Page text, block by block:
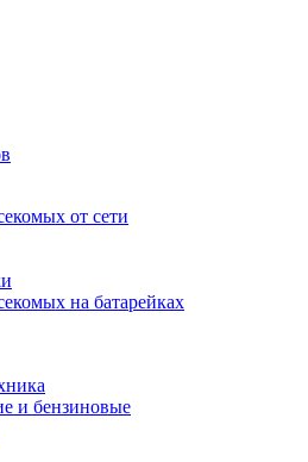
от сети
на батарейках
и бензиновые